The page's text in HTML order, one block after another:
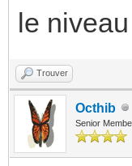
le
Trouver
Octhib
Senior